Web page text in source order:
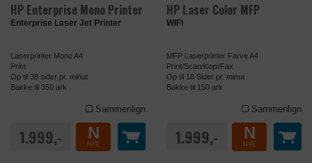
HP Enterprise Mono Printer
Enterprise Laser Jet Printer
Laserprinter Mono A4
Print
Op til 38 sider pr. minut
Bakke til 350 ark
Sammenlign
1.999,- N
NYE
HP Laser Color MFP
WIFI
MFP Laserprinter Farve A4
Print/Scan/Kopi/Fax
Op til 18 Sider pr. minut
Bakke til 150 ark
Sammenlign
1.999,- N
NYE